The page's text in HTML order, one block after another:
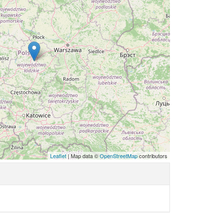
Leaflet| Map data ©OpenStreetMapcontributors